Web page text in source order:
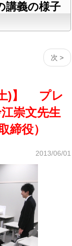
講義の様子
次 >
土)】 プレ
崇文先生
締役）
2013/06/01